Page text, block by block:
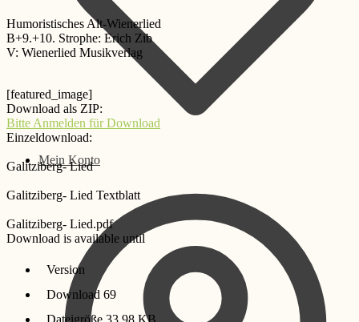
Mein Konto
Humoristisches Alt-Wienerlied
B+9.+10. Strophe: Erich Zib
V: Wienerlied Musikverlag
[featured_image]
Download als ZIP:
Bitte Anmelden für Download
Einzeldownload:
Galitziberg- Lied
Galitziberg- Lied Textblatt
Galitziberg- Lied.pdf
Download is available until
Version
Download 69
Dateigröße 33.98 KB